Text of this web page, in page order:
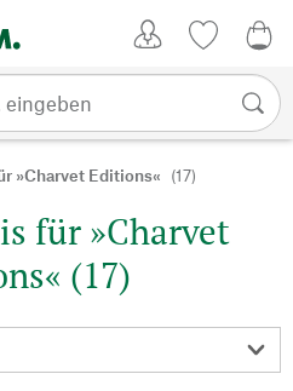
»Charvet Editions« (17)
für »Charvet
(17)